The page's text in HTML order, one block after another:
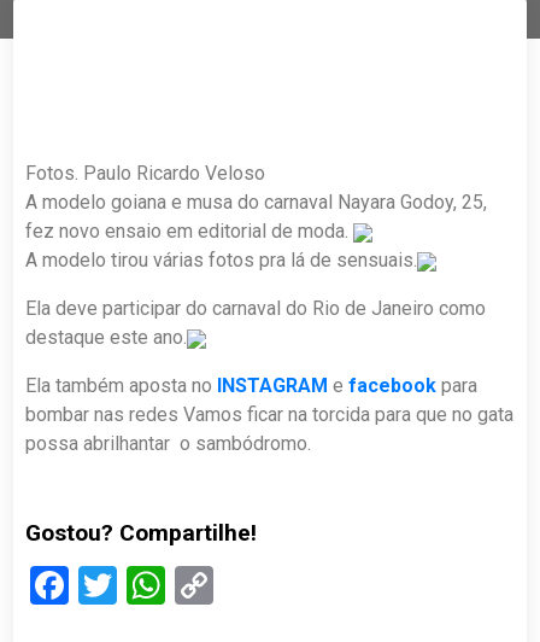
Fotos. Paulo Ricardo Veloso
A modelo goiana e musa do carnaval Nayara Godoy, 25,
fez novo ensaio em editorial de moda.
A modelo tirou várias fotos pra lá de sensuais.
Ela deve participar do carnaval do Rio de Janeiro como
destaque este ano.
Ela também aposta no INSTAGRAM efacebook para
bombar nas redes Vamos ficar na torcida para que no gata
possa abrilhantar o sambódromo.
Gostou? Compartilhe!
Facebook
TwitterWhatsApp